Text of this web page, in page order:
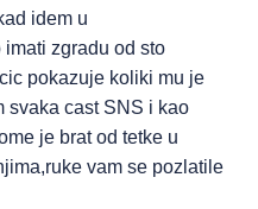
idem u
zgradu od sto
pokazuje koliki mu je
svaka cast SNS i kao
je brat od tetke u
vam se pozlatile